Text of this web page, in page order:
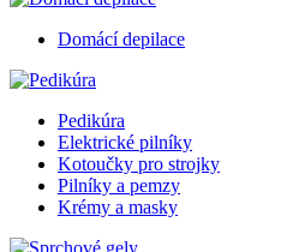
Domácí depilace
Pedikúra
Elektrické pilníky
Kotoučky pro strojky
Pilníky a pemzy
Krémy a masky